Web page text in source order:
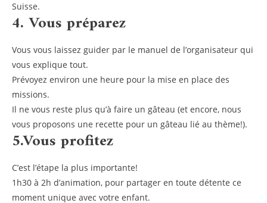
Suisse.
4. Vous préparez
Vous vous laissez guider par le manuel de l’organisateur qui
vous explique tout.
Prévoyez environ une heure pour la mise en place des
missions.
Il ne vous reste plus qu’à faire un gâteau (et encore, nous
vous proposons une recette pour un gâteau lié au thème!).
5.Vous profitez
C’est l’étape la plus importante!
1h30 à 2h d’animation, pour partager en toute détente ce
moment unique avec votre enfant.